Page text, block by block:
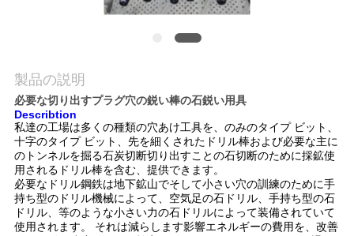
さ
い
引
用
製品の説明
必要な切り出すプラグ穴の鋭い棒の石鋭い用具
Describtion
私達の工場は多くの種類の穴あけ工具を、のみのタイプ ビット、
十字のタイプ ビット、先を細くされたドリル棒および必要な主に
のトンネルを掘る石炭切断切り出すことの石切断のために採鉱使
用されるドリル棒を含む、提供できます。
必要なドリル鋼鉄は地下鉱山でそして小さい穴の訓練のために手
持ち型のドリル機械によって、空気足の石ドリル、手持ち型の石
ドリル、等のような小さい力の石ドリルによって装備されていて
使用されます。 それは減らします影響エネルギーの費用を、改善